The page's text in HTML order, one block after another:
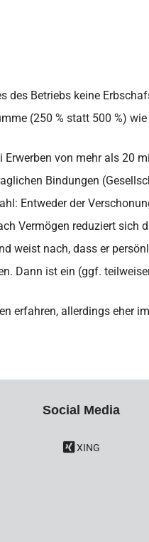
des Betriebs keine
(250 % statt 500 %)
von mehr als 20
Bindungen
Entweder der
Vermögen reduziert sich
weist nach, dass er
Dann ist ein (ggf.
erfahren, allerdings eher
Social Media
XING